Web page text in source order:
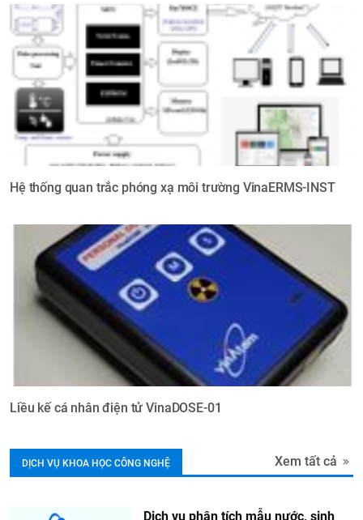
Hệ thống quan trắc phóng xạ môi trường VinaERMS-INST
Liều kế cá nhân điện tử VinaDOSE-01
DỊCH VỤ KHOA HỌC CÔNG NGHỆ Xem tất cả
Dịch vụ phân tích mẫu nước, sinh
Lĩnh vực nghiên cứu và phát triển
Dịch vụ KHCN và đào tạo về An toàn